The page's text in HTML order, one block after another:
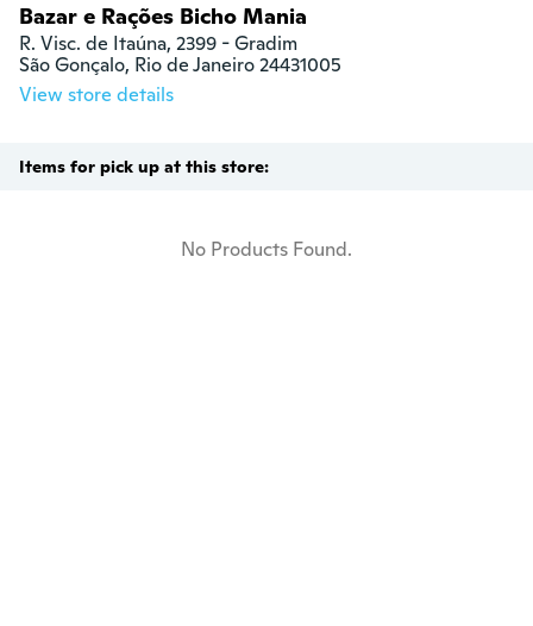
Bazar e Rações Bicho Mania
R. Visc. de Itaúna, 2399 - Gradim
São Gonçalo, Rio de Janeiro 24431005
View store details
Items for pick up at this store:
No Products Found.